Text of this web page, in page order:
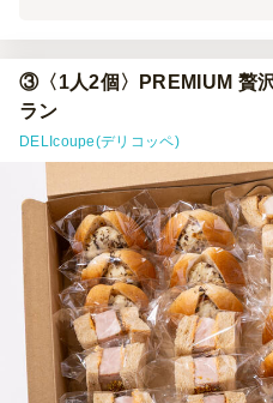
ードが扱いやすく、食べやすかっ
満足です。 また、次回の開催の際
③〈1人2個〉PREMIUM 贅
ラン
DELIcoupe(デリコッペ)